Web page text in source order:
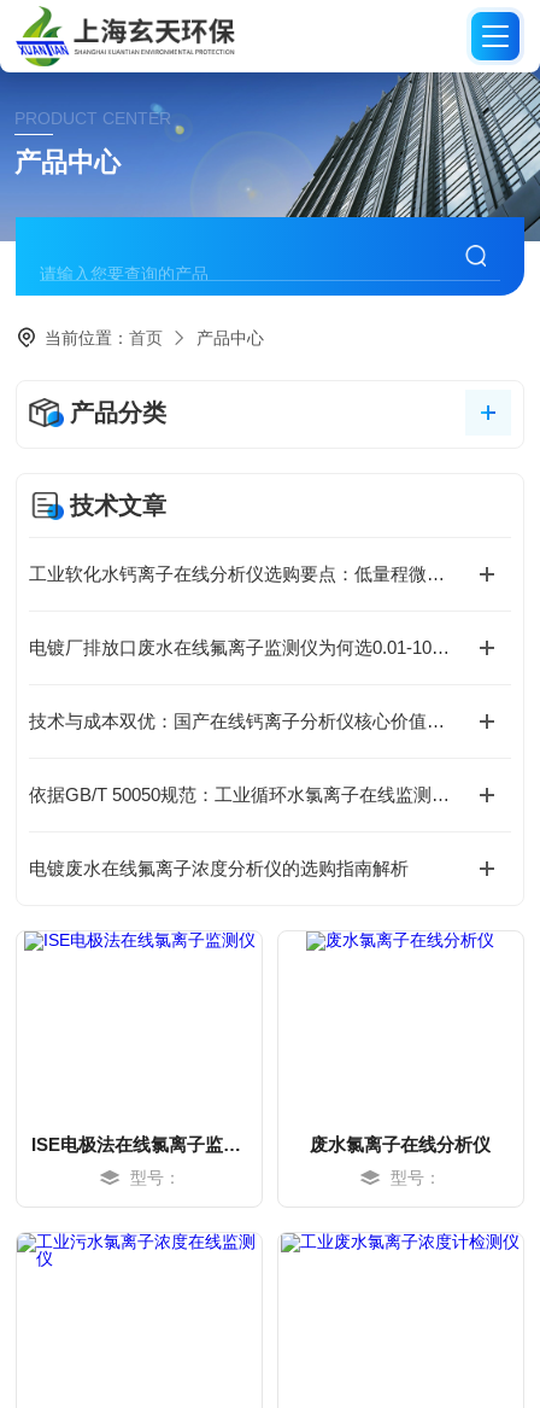
PRODUCT CENTER
产品中心
当前位置：首页 产品中心
产品分类
技术文章
工业软化水钙离子在线分析仪选购要点：低量程微量监测如何选型
电镀厂排放口废水在线氟离子监测仪为何选0.01-10mg/L量程？
技术与成本双优：国产在线钙离子分析仪核心价值盘点
依据GB/T 50050规范：工业循环水氯离子在线监测仪配置指南
电镀废水在线氟离子浓度分析仪的选购指南解析
ISE电极法在线氯离子监测仪
型号：
废水氯离子在线分析仪
型号：